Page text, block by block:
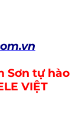
Sơn tự hào
VIỆT